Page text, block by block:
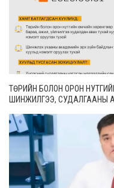
ТӨРИЙН БОЛОН ОРОН
ШИНЖИЛГЭЭ, СУДАЛГААНЫ